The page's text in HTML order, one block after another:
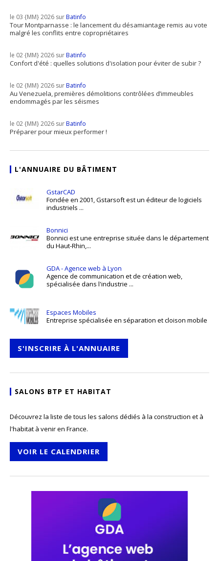
le 03 {MM} 2026 surBatinfo
Tour Montparnasse : le lancement du désamiantage remis au vote
malgré les conflits entre copropriétaires
le 02 {MM} 2026 surBatinfo
Confort d'été : quelles solutions d'isolation pour éviter de subir ?
le 02 {MM} 2026 surBatinfo
Au Venezuela, premières démolitions contrôlées d’immeubles
endommagés par les séismes
le 02 {MM} 2026 surBatinfo
Préparer pour mieux performer !
L'ANNUAIRE DU BÂTIMENT
GstarCAD
Fondée en 2001, Gstarsoft est un éditeur de logiciels
industriels ...
Bonnici
Bonnici est une entreprise située dans le département
du Haut-Rhin,...
GDA - Agence web à Lyon
Agence de communication et de création web,
spécialisée dans l'industrie ...
Espaces Mobiles
Entreprise spécialisée en séparation et cloison mobile
S'INSCRIRE À L'ANNUAIRE
SALONS BTP ET HABITAT
Découvrez la liste de tous les salons dédiés à la construction et à
l'habitat à venir en France.
VOIR LE CALENDRIER